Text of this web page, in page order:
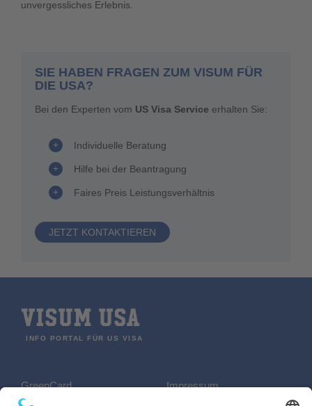
unvergessliches Erlebnis.
SIE HABEN FRAGEN ZUM VISUM FÜR
DIE USA?
Bei den Experten vom US Visa Service erhalten Sie:
Individuelle Beratung
Hilfe bei der Beantragung
Faires Preis Leistungsverhältnis
JETZT KONTAKTIEREN
VISUM USA
INFO PORTAL FÜR US VISA
GreenCard
Impressum